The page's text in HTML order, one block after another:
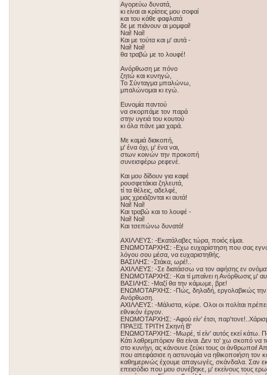
Αγορεύω δυνατά,
κι είναι αι κρίσεις μου σοφαί
και του κάθε φαφλατά
δε με πιάνουν αι μομφαί!
Ναί! Ναί!
Και με τούτα και μ' αυτά -
Ναί! Ναί!
θα τραβώ με το λουφέ!
Ανόρθωση με πόνο
ζητώ και κυνηγώ,
Το Σύνταγμα μπαλώνω,
μπαλώνομαι κι εγώ.
Ευνομία παντού
να σκορπάμε τον παρά
στην υγειά του κουτού
κι όλα πάνε μια χαρά.
Με καμιά διακοπή,
μ' ένα όχι, μ' ένα ναι,
στων κοινών την προκοπή
συνεισφέρω ρεφενέ.
Και μου δίδουν για καφέ
ρουσφετάκια ζηλευτά,
τί τα θέλεις, αδελφέ,
μας χρειάζονται κι αυτά!
Ναί! Ναί!
Και τραβώ και το λουφέ -
Ναί! Ναί!
Και τσεπώνω δυνατά!
ΑΧΙΛΛΕΥΣ: -Εκατάλαβες τώρα, ποιός είμαι.
ΕΝΩΜΟΤΑΡΧΗΣ: -Εχω ευχαρίστηση που σας
λόγου σου μέσα, να ευχαριστηθής.
ΒΑΣΙΛΗΣ: -Στάκα, ωρέ!..
ΑΧΙΛΛΕΥΣ: -Σε διατάσσω να τον αφήσης εν
ΕΝΩΜΟΤΑΡΧΗΣ: -Και τί μπαίνει η Ανόρθωσις μ'
ΒΑΣΙΛΗΣ: -Μαζί θα την κάμωμε, βρε!
ΕΝΩΜΟΤΑΡΧΗΣ: -Πώς, δηλαδή, εργολαβικώς την
Ανόρθωση.
ΑΧΙΛΛΕΥΣ: -Μάλιστα, κύριε. Ολοι οι πολίται
εθνικόν έργον.
ΕΝΩΜΟΤΑΡΧΗΣ: -Αφού είν' έτσι,
ΠΡΑΞΙΣ ΤΡΙΤΗ Σκηνή Β'
ΕΝΩΜΟΤΑΡΧΗΣ: -Μωρέ, τί είν' αυτός εκεί κάτω.
Κάτι λαθρεμπόριον θα είναι. Δεν το' χω σκοπό να
στο κυνήγι, ας κάνουνε ζεύκι τους οι άνθρωποι!
που απεφάσισε η αστυνομία να ηθικοποιήση τον
καθημερινώς έχουμε απαγωγές, σκάνδαλα. Σαν
επεισόδιο που μου συνέβηκε, μ' εκείνους τους